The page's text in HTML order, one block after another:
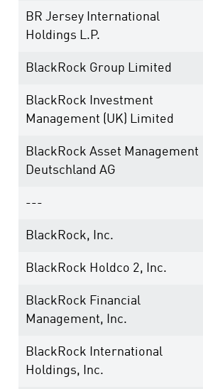
BR Jersey International
Holdings L.P.
BlackRock Group Limited
BlackRock Investment
Management (UK) Limited
BlackRock Asset Management
Deutschland AG
---
BlackRock, Inc.
BlackRock Holdco 2, Inc.
BlackRock Financial
Management, Inc.
BlackRock International
Holdings, Inc.